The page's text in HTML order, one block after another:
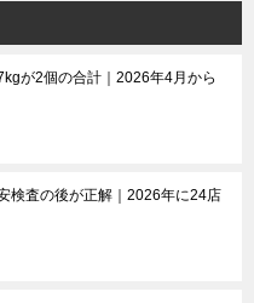
が2個の合計｜2026年4月から
検査の後が正解｜2026年に24店